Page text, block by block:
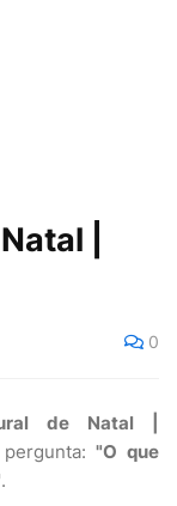
|
0
de Natal |
"O que
.